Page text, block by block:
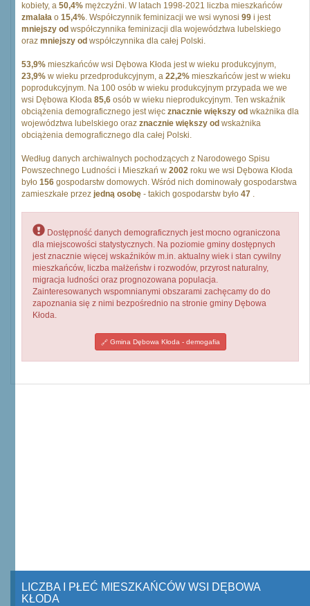
kobiety, a 50,4% mężczyźni. W latach 1998-2021 liczba mieszkańców
zmalała o 15,4%. Współczynnik feminizacji we wsi wynosi 99 i jest
mniejszy od współczynnika feminizacji dla województwa lubelskiego
oraz mniejszy od współczynnika dla całej Polski.
53,9% mieszkańców wsi Dębowa Kłoda jest w wieku produkcyjnym,
23,9% w wieku przedprodukcyjnym, a 22,2% mieszkańców jest w wieku
poprodukcyjnym. Na 100 osób w wieku produkcyjnym przypada we we
wsi Dębowa Kłoda 85,6 osób w wieku nieprodukcyjnym. Ten wskaźnik
obciążenia demograficznego jest więc znacznie większy od wkażnika dla
województwa lubelskiego oraz znacznie większy od wskażnika
obciążenia demograficznego dla całej Polski.
Według danych archiwalnych pochodzących z Narodowego Spisu
Powszechnego Ludności i Mieszkań w 2002 roku we wsi Dębowa Kłoda
było 156 gospodarstw domowych. Wśród nich dominowały gospodarstwa
zamieszkałe przez jedną osobę - takich gospodarstw było 47 .
Dostępność danych demograficznych jest mocno ograniczona
dla miejscowości statystycznych. Na poziomie gminy dostępnych
jest znacznie więcej wskaźników m.in. aktualny wiek i stan cywilny
mieszkańców, liczba małżeństw i rozwodów, przyrost naturalny,
migracja ludności oraz prognozowana populacja.
Zainteresowanych wspomnianymi obszarami zachęcamy do do
zapoznania się z nimi bezpośrednio na stronie gminy Dębowa
Kłoda.
Gmina Dębowa Kłoda - demogafia
LICZBA I PŁEĆ MIESZKAŃCÓW WSI DĘBOWA
KŁODA